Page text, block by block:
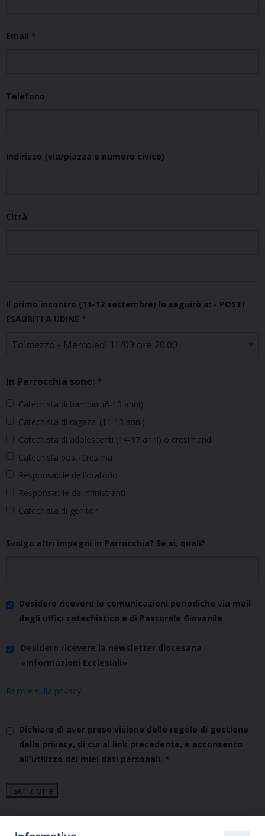
Email *
Telefono
Indirizzo (via/piazza e numero civico)
Città
Il primo incontro (11-12 settembre) lo seguirò a: - POSTI
ESAURITI A UDINE *
In Parrocchia sono: *
Catechista di bambini (6-10 anni)
Catechista di ragazzi (11-13 anni)
Catechista di adolescenti (14-17 anni) o cresimandi
Catechista post-Cresima
Responsabile dell'oratorio
Responsabile dei ministranti
Catechista di genitori
Svolgo altri impegni in Parrocchia? Se si, quali?
Desidero ricevere le comunicazioni periodiche via mail
degli uffici catechistico e di Pastorale Giovanile
Desidero ricevere la newsletter diocesana
«Informazioni Ecclesiali»
Regole sulla privacy
Dichiaro di aver preso visione delle regole di gestione
della privacy, di cui al link precedente, e acconsento
all'utilizzo dei miei dati personali. *